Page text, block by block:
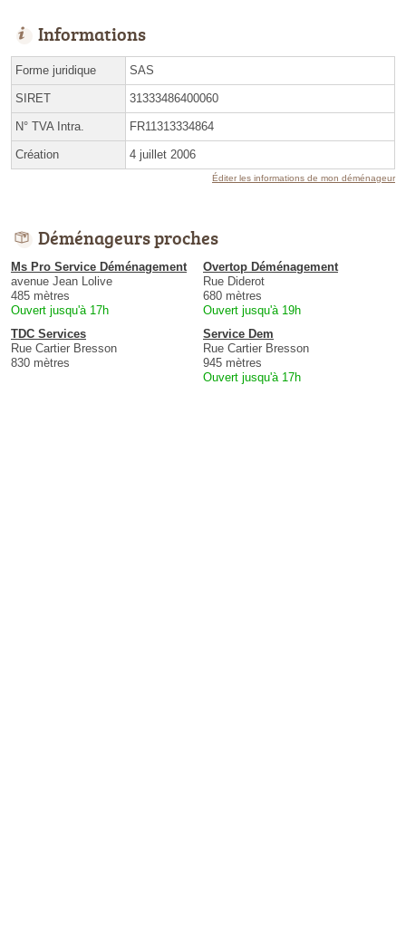
Informations
Forme juridique SAS
SIRET 31333486400060
N° TVA Intra. FR11313334864
Création 4 juillet 2006
Éditer les informations de mon déménageur
Déménageurs proches
Ms Pro Service Déménagement
avenue Jean Lolive
485 mètres
Ouvert jusqu'à 17h
Overtop Déménagement
Rue Diderot
680 mètres
Ouvert jusqu'à 19h
TDC Services
Rue Cartier Bresson
830 mètres
Service Dem
Rue Cartier Bresson
945 mètres
Ouvert jusqu'à 17h